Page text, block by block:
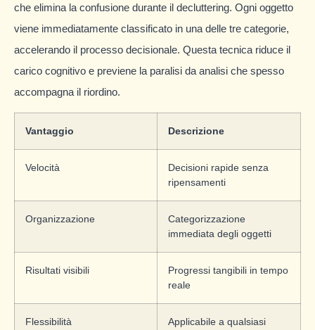
che elimina la confusione durante il decluttering. Ogni oggetto
viene immediatamente classificato in una delle tre categorie,
accelerando il processo decisionale. Questa tecnica riduce il
carico cognitivo e previene la paralisi da analisi che spesso
accompagna il riordino.
Vantaggio Descrizione
Velocità
Decisioni rapide senza
ripensamenti
Organizzazione
Categorizzazione
immediata degli oggetti
Risultati visibili
Progressi tangibili in tempo
reale
Flessibilità
Applicabile a qualsiasi